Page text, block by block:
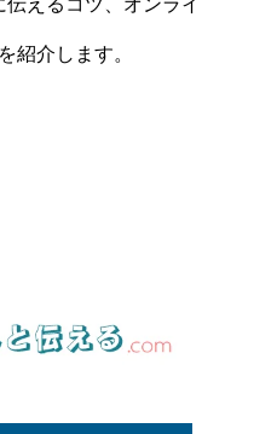
えるコツ、オンライ
紹介します。